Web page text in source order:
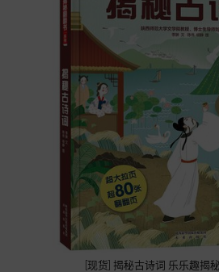
[现货] 揭秘古诗词 乐乐趣揭